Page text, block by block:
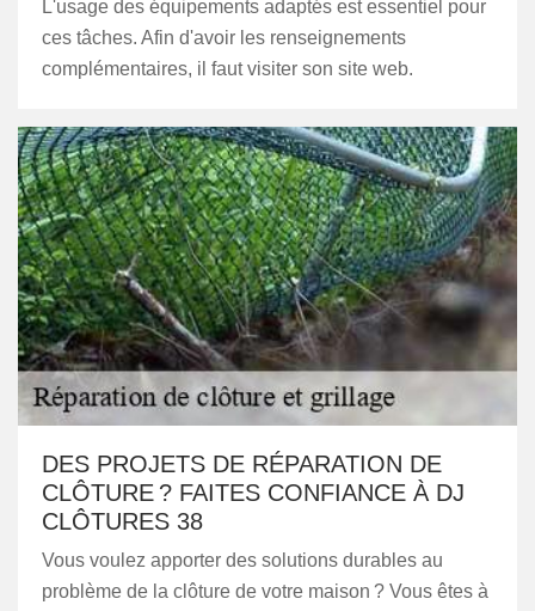
L'usage des équipements adaptés est essentiel pour
ces tâches. Afin d'avoir les renseignements
complémentaires, il faut visiter son site web.
DES PROJETS DE RÉPARATION DE
CLÔTURE ? FAITES CONFIANCE À DJ
CLÔTURES 38
Vous voulez apporter des solutions durables au
problème de la clôture de votre maison ? Vous êtes à